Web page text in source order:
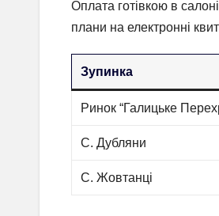
Оплата готівкою в
плани на електронні
Зупинка
Ринок “Галицьке
С. Дубляни
С. Жовтанці